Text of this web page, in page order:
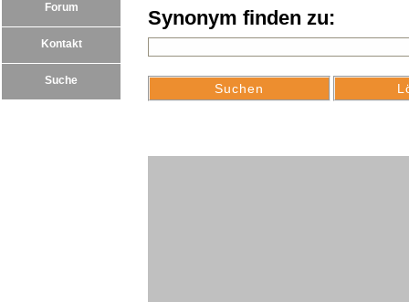
Forum
Kontakt
Suche
Synonym finden zu: